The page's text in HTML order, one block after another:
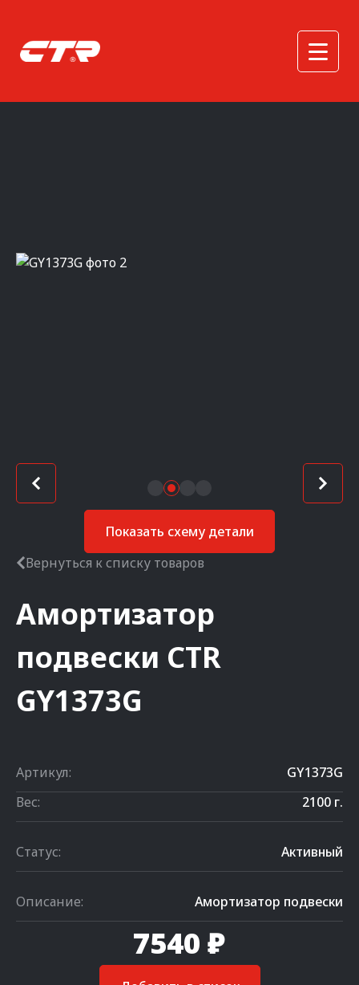
Показать схему детали
Вернуться к списку товаров
Амортизатор
подвески CTR
GY1373G
Артикул:
GY1373G
Вес:
2100 г.
Статус: Активный
Описание: Амортизатор подвески
7540 ₽